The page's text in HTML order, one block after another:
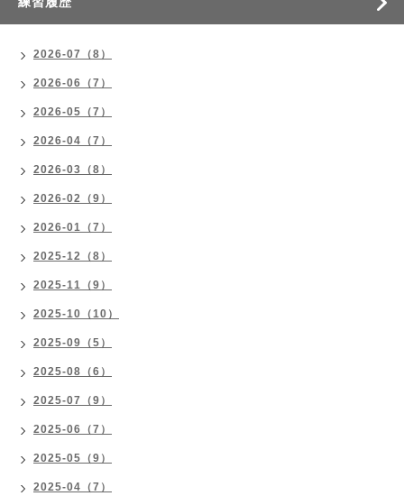
2026-07（8）
2026-06（7）
2026-05（7）
2026-04（7）
2026-03（8）
2026-02（9）
2026-01（7）
2025-12（8）
2025-11（9）
2025-10（10）
2025-09（5）
2025-08（6）
2025-07（9）
2025-06（7）
2025-05（9）
2025-04（7）